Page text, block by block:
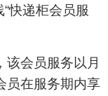
递柜会员服
会员服务以月
员在服务期内享